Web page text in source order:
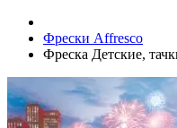
Фрески Affresco
Фреска Детские,